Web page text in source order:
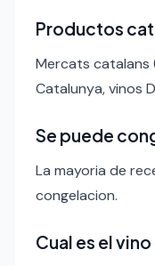
Productos
Mercats catalans
Catalunya, vinos
Se puede
La mayoria de
congelacion.
Cual es el